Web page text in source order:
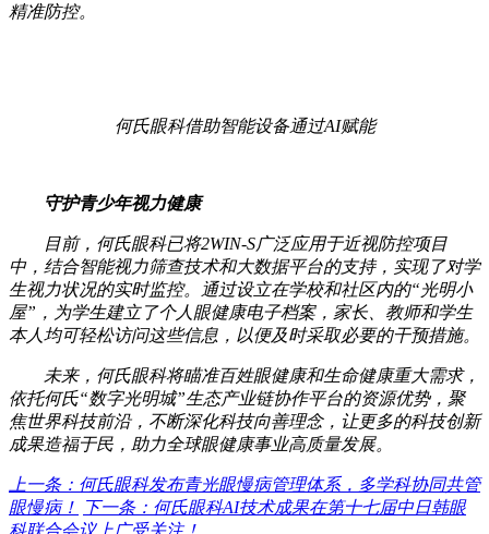
精准防控。
何氏眼科借助智能设备通过AI赋能
守护青少年视力健康
目前，何氏眼科已将2WIN-S广泛应用于近视防控项目
中，结合智能视力筛查技术和大数据平台的支持，实现了对学
生视力状况的实时监控。通过设立在学校和社区内的“光明小
屋”，为学生建立了个人眼健康电子档案，家长、教师和学生
本人均可轻松访问这些信息，以便及时采取必要的干预措施。
未来，何氏眼科将瞄准百姓眼健康和生命健康重大需求，
依托何氏“数字光明城”生态产业链协作平台的资源优势，聚
焦世界科技前沿，不断深化科技向善理念，让更多的科技创新
成果造福于民，助力全球眼健康事业高质量发展。
上一条：何氏眼科发布青光眼慢病管理体系，多学科协同共管
眼慢病！
下一条：何氏眼科AI技术成果在第十七届中日韩眼